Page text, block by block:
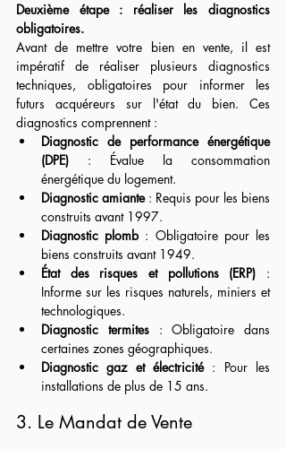
Deuxième étape : réaliser les diagnostics
obligatoires.
Avant de mettre votre bien en vente, il est
impératif de réaliser plusieurs diagnostics
techniques, obligatoires pour informer les
futurs acquéreurs sur l'état du bien. Ces
diagnostics comprennent :
Diagnostic de performance énergétique
(DPE) : Évalue la consommation
énergétique du logement.
Diagnostic amiante : Requis pour les biens
construits avant 1997.
Diagnostic plomb : Obligatoire pour les
biens construits avant 1949.
État des risques et pollutions (ERP) :
Informe sur les risques naturels, miniers et
technologiques.
Diagnostic termites : Obligatoire dans
certaines zones géographiques.
Diagnostic gaz et électricité : Pour les
installations de plus de 15 ans.
3. Le Mandat de Vente